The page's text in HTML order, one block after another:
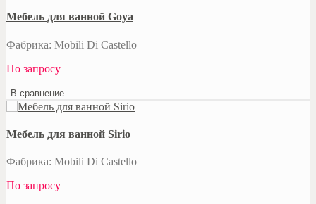
Мебель для ванной Goya
Фабрика: Mobili Di Castello
По запросу
В сравнение
Мебель для ванной Sirio
Фабрика: Mobili Di Castello
По запросу